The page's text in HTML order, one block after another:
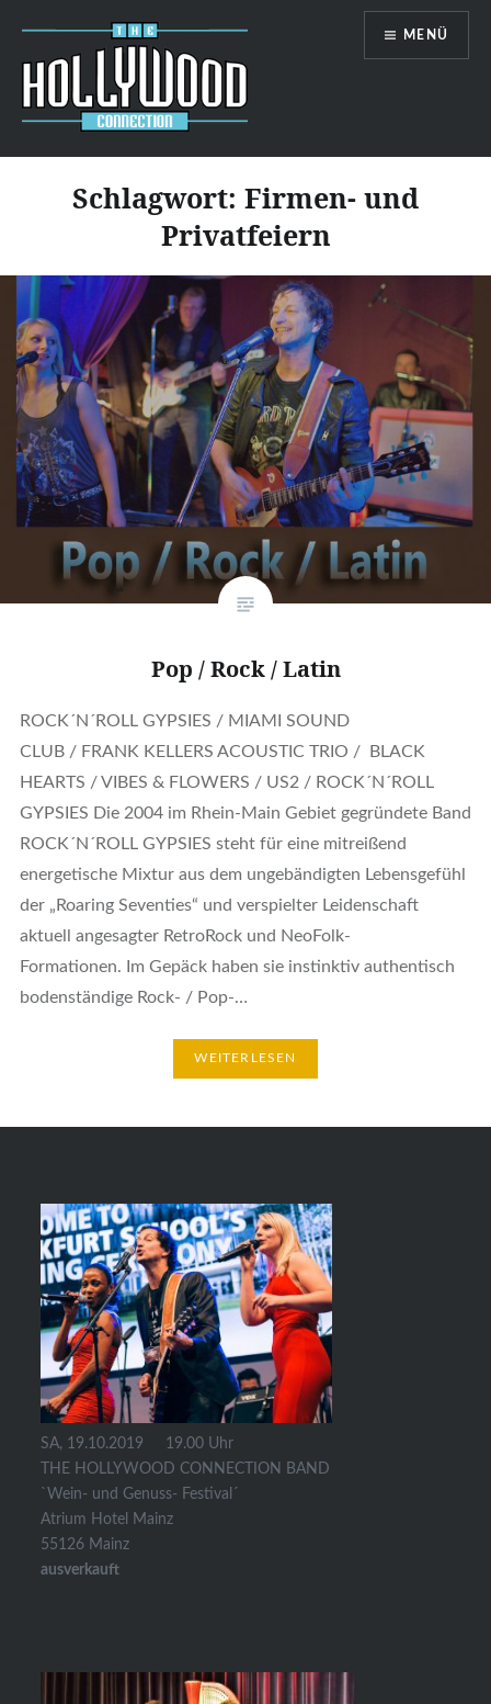
springen
Hollywood-Connection
MENÜ
Schlagwort: Firmen- und
Privatfeiern
Pop / Rock / Latin
ROCK´N´ROLL GYPSIES / MIAMI SOUND
CLUB / FRANK KELLERS ACOUSTIC TRIO / BLACK
HEARTS / VIBES & FLOWERS / US2 / ROCK´N´ROLL
GYPSIES Die 2004 im Rhein-Main Gebiet gegründete Band
ROCK´N´ROLL GYPSIES steht für eine mitreißend
energetische Mixtur aus dem ungebändigten Lebensgefühl
der „Roaring Seventies“ und verspielter Leidenschaft
aktuell angesagter RetroRock und NeoFolk-
Formationen. Im Gepäck haben sie instinktiv authentisch
bodenständige Rock- / Pop-…
WEITERLESEN
SA, 19.10.2019 19.00 Uhr
THE HOLLYWOOD CONNECTION BAND
`Wein- und Genuss- Festival´
Atrium Hotel Mainz
55126 Mainz
ausverkauft